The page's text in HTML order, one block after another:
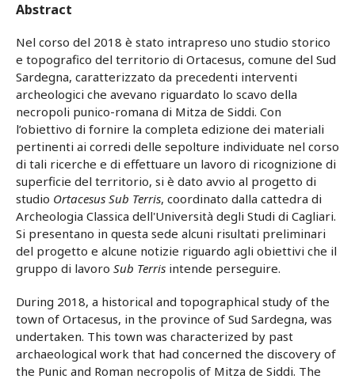
Abstract
Nel corso del 2018 è stato intrapreso uno studio storico
e topografico del territorio di Ortacesus, comune del Sud
Sardegna, caratterizzato da precedenti interventi
archeologici che avevano riguardato lo scavo della
necropoli punico-romana di Mitza de Siddi. Con
l’obiettivo di fornire la completa edizione dei materiali
pertinenti ai corredi delle sepolture individuate nel corso
di tali ricerche e di effettuare un lavoro di ricognizione di
superficie del territorio, si è dato avvio al progetto di
studio Ortacesus Sub Terris, coordinato dalla cattedra di
Archeologia Classica dell'Università degli Studi di Cagliari.
Si presentano in questa sede alcuni risultati preliminari
del progetto e alcune notizie riguardo agli obiettivi che il
gruppo di lavoro Sub Terris intende perseguire.
During 2018, a historical and topographical study of the
town of Ortacesus, in the province of Sud Sardegna, was
undertaken. This town was characterized by past
archaeological work that had concerned the discovery of
the Punic and Roman necropolis of Mitza de Siddi. The